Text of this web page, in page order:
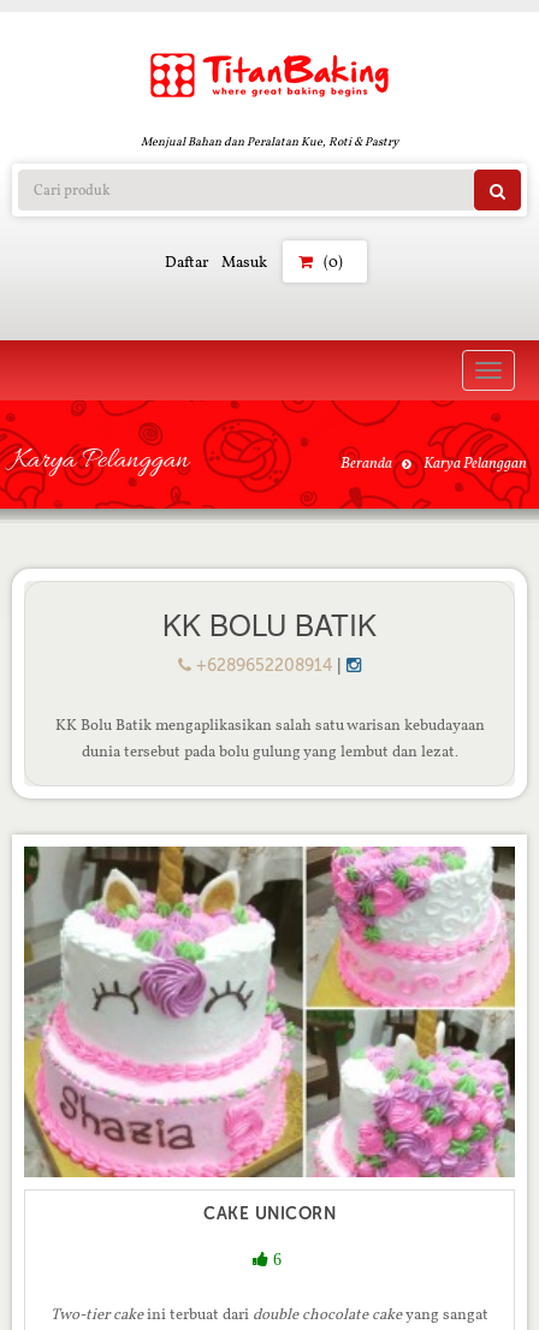
Menjual Bahan dan Peralatan Kue, Roti & Pastry
Daftar Masuk (0)
Toggle
Karya Pelanggan Beranda Karya Pelanggan
KK BOLU BATIK
+6289652208914 |
KK Bolu Batik mengaplikasikan salah satu warisan kebudayaan
dunia tersebut pada bolu gulung yang lembut dan lezat.
CAKE UNICORN
6
Two-tier cakeini terbuat dari double chocolate cakeyang sangat